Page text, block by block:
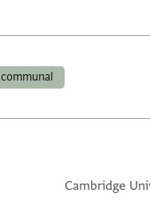
communal
Cambridge